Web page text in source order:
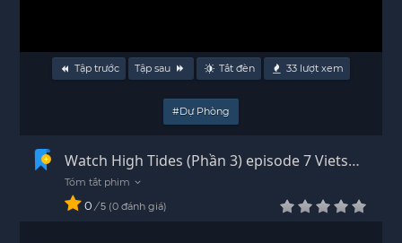
Tập trước Tập sau Tắt đèn 33 lượt xem
#Dự Phòng
Watch High Tides (Phần 3) episode 7 Vietsub
- HD
0 / 5 0 đánh giá